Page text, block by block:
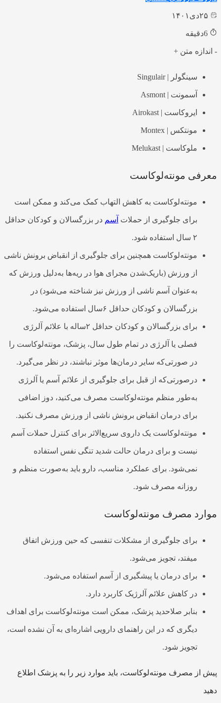
دی ۱۴۰۱
دقیقه
- اندازه متن +
سینگولر | Singulair
آسمونت | Asmont
ایروکاست | Airokast
مونتکس | Montex
ملوکاست | Melukast
معرفی مونته‌لوکاست
مونته‌لوکاست به کاهش التهاب کمک می‌کند و ممکن است
برای جلوگیری از حملات آسم در بزرگسالان و کودکان حداقل
۲ سال استفاده شود.
مونته‌لوکاست همچنین برای جلوگیری از انقباض برونش ناشی
از ورزش (باریک‌شدن مجرای هوا در ریه‌ها به‌دلیل ورزش که
به‌عنوان آسم ناشی از ورزش نیز شناخته می‌شود) در
بزرگسالان و کودکان حداقل ۶سال استفاده می‌شود.
برای بزرگسالان و کودکان حداقل ۲ساله با علائم آلرژی
فصلی یا آلرژی در تمام طول سال، پزشک، مونته‌لوکاست را
در صورتی‌که سایر درمان‌ها موثر نباشند، در نظر می‌گیرد.
درصورتی‌که از قبل برای جلوگیری از علائم آسم یا آلرژی
به‌طور منظم مونته‌لوکاست مصرف می‌کنید، دوز اضافی
برای درمان انقباض برونش ناشی از ورزش مصرف نکنید.
مونته‌لوکاست یک داروی سریع‌الاثر برای کنترل حملات آسم
نیست و برای درمان حالت شدید تنگی نفس استفاده
نمی‌شود. برای عملکرد مناسب، دارو باید به‌صورت منظم و
روزانه مصرف شود.
موارد مصرف مونته‌لوکاست
برای جلوگیری از مشکلات تنفسی که حین ورزش اتفاق
میفتد، تجویز می‌شود.
برای درمان یا پیشگیری از آسم استفاده می‌شود.
در کاهش علائم آلرژیک کاربرد دارد.
بنابر صلاحدید پزشک، ممکن است مونته‌لوکاست برای اهداف
دیگری که در این راهنمای دارویی اشاره‌ای به آن نشده است،
تجویز شود.
پیش از مصرف مونته‌‌لوکاست، باید موارد زیر را به پزشک اطلاع
دهید